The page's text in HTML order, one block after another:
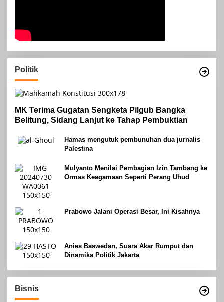
Politik
MK Terima Gugatan Sengketa Pilgub Bangka
Belitung, Sidang Lanjut ke Tahap Pembuktian
Hamas mengutuk pembunuhan dua jurnalis
Palestina
Mulyanto Menilai Pembagian Izin Tambang ke
Ormas Keagamaan Seperti Perang Uhud
Prabowo Jalani Operasi Besar, Ini Kisahnya
Anies Baswedan, Suara Akar Rumput dan
Dinamika Politik Jakarta
Bisnis